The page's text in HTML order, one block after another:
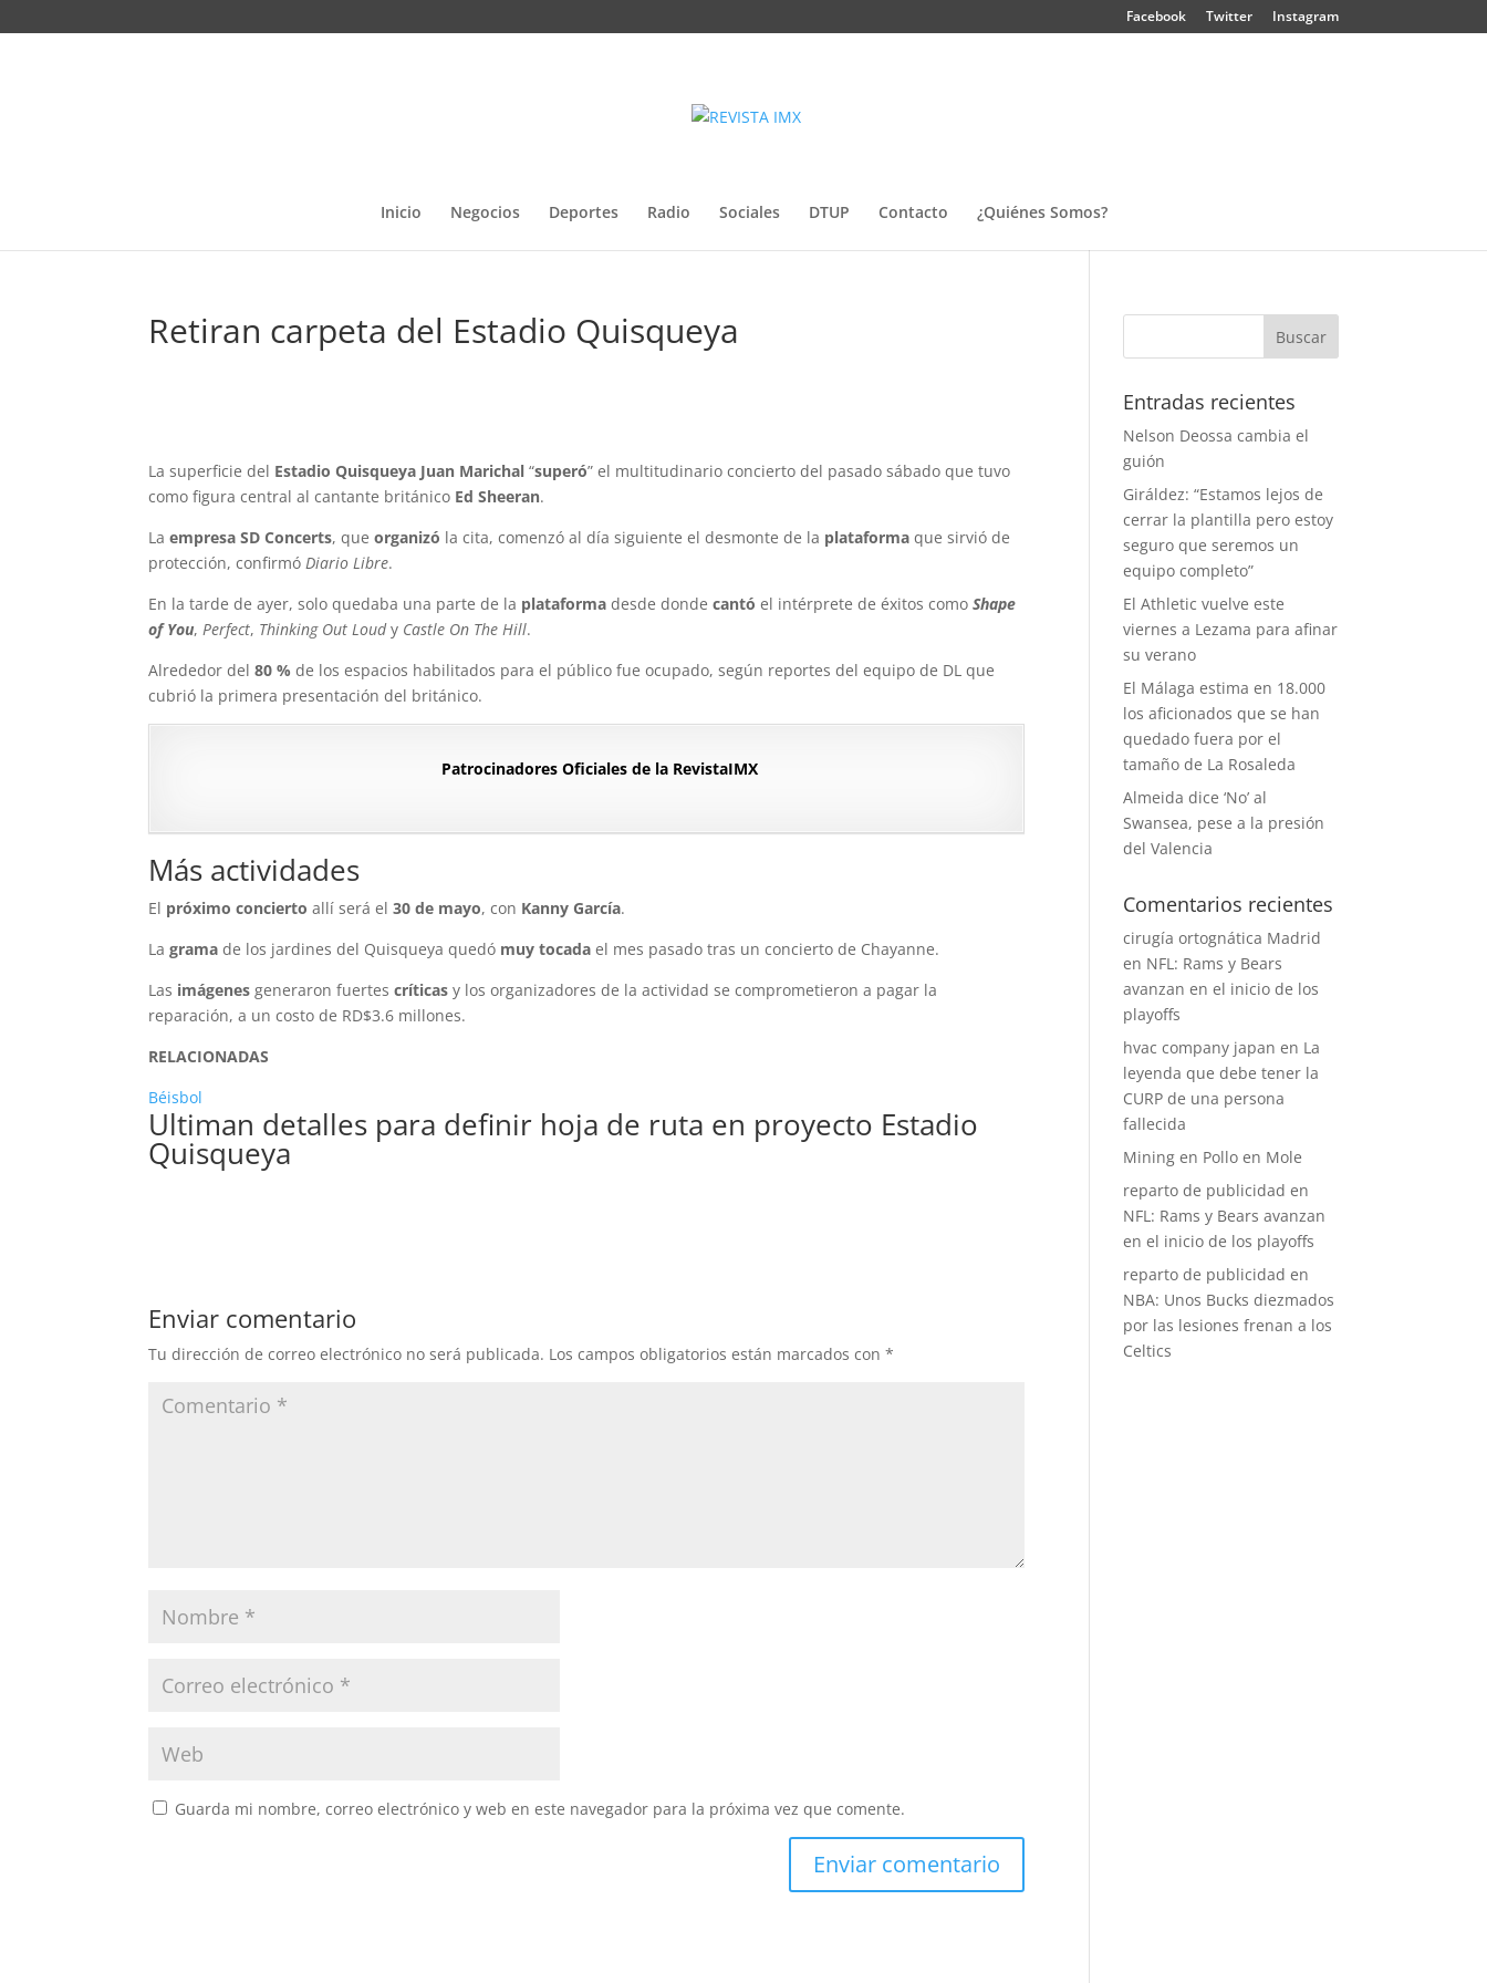
Facebook Twitter Instagram
Inicio Negocios Deportes Radio Sociales DTUP Contacto ¿Quiénes Somos?
Retiran carpeta del Estadio Quisqueya
La superficie del Estadio Quisqueya Juan Marichal “superó” el multitudinario concierto del pasado sábado que tuvo
como figura central al cantante británico Ed Sheeran.
Laempresa SD Concerts, queorganizó la cita, comenzó al día siguiente el desmonte de la plataforma que sirvió de
protección, confirmóDiario Libre.
En la tarde de ayer, solo quedaba una parte de la plataforma desde dondecantó el intérprete de éxitos comoShape
of You,Perfect, Thinking Out Loudy Castle On The Hill.
Alrededor del80 % de los espacios habilitados para el público fue ocupado, según reportes del equipo de DL que
cubrió la primera presentación del británico.
Patrocinadores Oficiales de la RevistaIMX
Más actividades
El próximo concierto allí será el30 de mayo, con Kanny García.
Lagrama de los jardines del Quisqueya quedó muy tocada el mes pasado tras un concierto de Chayanne.
Las imágenes generaron fuertescríticas y los organizadores de la actividad se comprometieron a pagar la
reparación, a un costo de RD$3.6 millones.
RELACIONADAS
Béisbol
Ultiman detalles para definir hoja de ruta en proyecto Estadio
Quisqueya
Enviar comentario
Tu dirección de correo electrónico no será publicada. Los campos obligatorios están marcados con*
Guarda mi nombre, correo electrónico y web en este navegador para la próxima vez que comente.
Entradas recientes
Nelson Deossa cambia el
guión
Giráldez: “Estamos lejos de
cerrar la plantilla pero estoy
seguro que seremos un
equipo completo”
El Athletic vuelve este
viernes a Lezama para afinar
su verano
El Málaga estima en 18.000
los aficionados que se han
quedado fuera por el
tamaño de La Rosaleda
Almeida dice ‘No’ al
Swansea, pese a la presión
del Valencia
Comentarios recientes
cirugía ortognática Madrid
en NFL: Rams y Bears
avanzan en el inicio de los
playoffs
hvac company japan en La
leyenda que debe tener la
CURP de una persona
fallecida
Mining en Pollo en Mole
reparto de publicidad en
NFL: Rams y Bears avanzan
en el inicio de los playoffs
reparto de publicidad en
NBA: Unos Bucks diezmados
por las lesiones frenan a los
Celtics